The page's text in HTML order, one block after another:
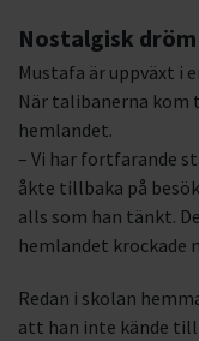
Nostalgisk dröm
Mustafa är uppväxt i
När talibanerna kom
hemlandet.
– Vi har fortfarande
åkte tillbaka på
alls som han tänkt.
hemlandet krockade
Redan i skolan
att han inte kände